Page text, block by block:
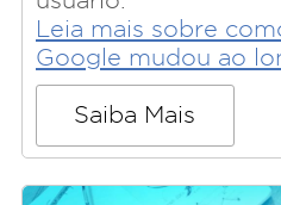
Leia mais sobre
Google mudou ao
Saiba Mais